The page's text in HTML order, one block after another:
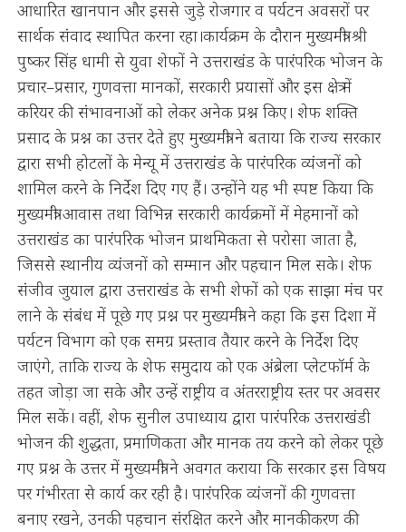
आधारित खानपान और इससे जुड़े रोजगार व पर्यटन अवसरों पर
सार्थक संवाद स्थापित करना रहा।कार्यक्रम के दौरान मुख्यमंत्री श्री
पुष्कर सिंह धामी से युवा शेफों ने उत्तराखंड के पारंपरिक भोजन के
प्रचार–प्रसार, गुणवत्ता मानकों, सरकारी प्रयासों और इस क्षेत्र में
करियर की संभावनाओं को लेकर अनेक प्रश्न किए। शेफ शक्ति
प्रसाद के प्रश्न का उत्तर देते हुए मुख्यमंत्री ने बताया कि राज्य सरकार
द्वारा सभी होटलों के मेन्यू में उत्तराखंड के पारंपरिक व्यंजनों को
शामिल करने के निर्देश दिए गए हैं। उन्होंने यह भी स्पष्ट किया कि
मुख्यमंत्री आवास तथा विभिन्न सरकारी कार्यक्रमों में मेहमानों को
उत्तराखंड का पारंपरिक भोजन प्राथमिकता से परोसा जाता है,
जिससे स्थानीय व्यंजनों को सम्मान और पहचान मिल सके। शेफ
संजीव जुयाल द्वारा उत्तराखंड के सभी शेफों को एक साझा मंच पर
लाने के संबंध में पूछे गए प्रश्न पर मुख्यमंत्री ने कहा कि इस दिशा में
पर्यटन विभाग को एक समग्र प्रस्ताव तैयार करने के निर्देश दिए
जाएंगे, ताकि राज्य के शेफ समुदाय को एक अंब्रेला प्लेटफॉर्म के
तहत जोड़ा जा सके और उन्हें राष्ट्रीय व अंतरराष्ट्रीय स्तर पर अवसर
मिल सकें। वहीं, शेफ सुनील उपाध्याय द्वारा पारंपरिक उत्तराखंडी
भोजन की शुद्धता, प्रमाणिकता और मानक तय करने को लेकर पूछे
गए प्रश्न के उत्तर में मुख्यमंत्री ने अवगत कराया कि सरकार इस विषय
पर गंभीरता से कार्य कर रही है। पारंपरिक व्यंजनों की गुणवत्ता
बनाए रखने, उनकी पहचान संरक्षित करने और मानकीकरण की